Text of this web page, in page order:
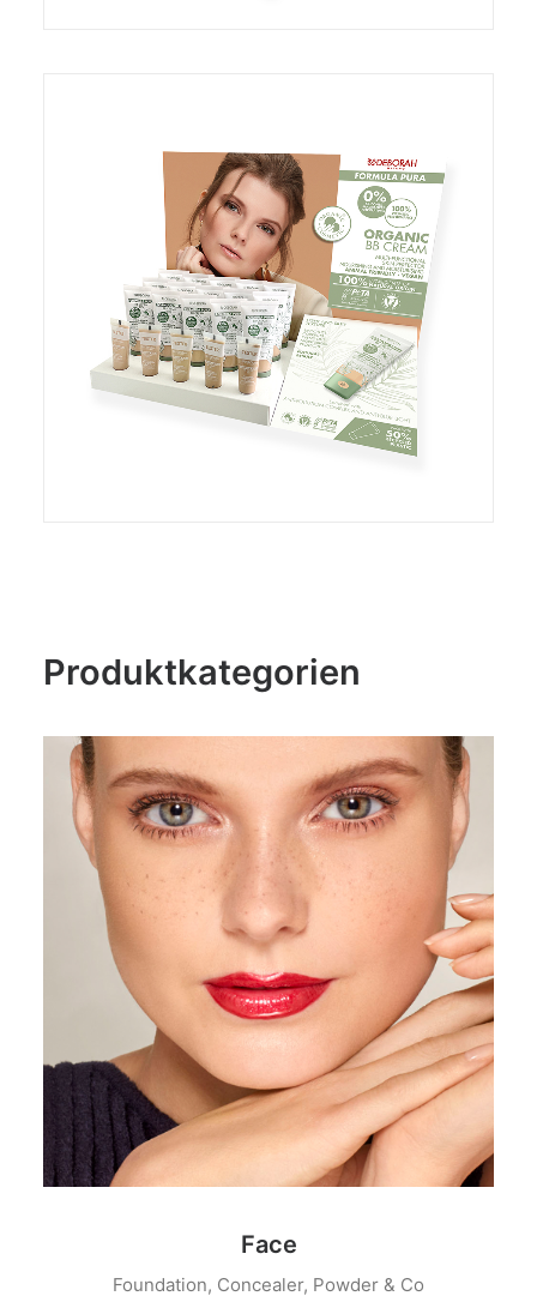
Produktkategorien
Face
Foundation, Concealer, Powder & Co